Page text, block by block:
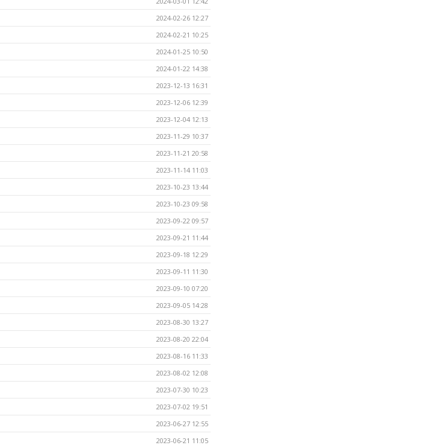
2024-02-26 12:27
2024-02-21 10:25
2024-01-25 10:50
2024-01-22 14:38
2023-12-13 16:31
2023-12-06 12:39
2023-12-04 12:13
2023-11-29 10:37
2023-11-21 20:58
2023-11-14 11:03
2023-10-23 13:44
2023-10-23 09:58
2023-09-22 09:57
2023-09-21 11:44
2023-09-18 12:29
2023-09-11 11:30
2023-09-10 07:20
2023-09-05 14:28
2023-08-30 13:27
2023-08-20 22:04
2023-08-16 11:33
2023-08-02 12:08
2023-07-30 10:23
2023-07-02 19:51
2023-06-27 12:55
2023-06-21 11:05